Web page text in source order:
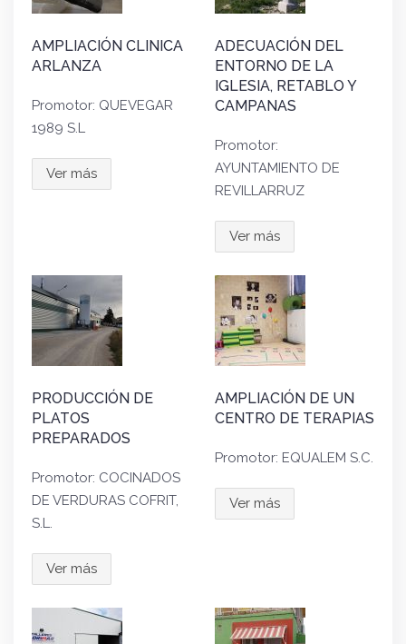
AMPLIACIÓN CLINICA
ARLANZA
Promotor: QUEVEGAR
1989 S.L
Ver más
ADECUACIÓN DEL
ENTORNO DE LA
IGLESIA, RETABLO Y
CAMPANAS
Promotor:
AYUNTAMIENTO DE
REVILLARRUZ
Ver más
PRODUCCIÓN DE
PLATOS
PREPARADOS
Promotor: COCINADOS
DE VERDURAS COFRIT,
S.L.
Ver más
AMPLIACIÓN DE UN
CENTRO DE TERAPIAS
Promotor: EQUALEM S.C.
Ver más